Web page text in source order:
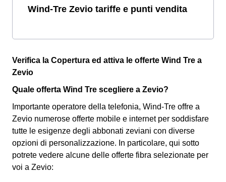
Wind-Tre Zevio tariffe e punti vendita
Verifica la Copertura ed attiva le offerte Wind Tre a
Zevio
Quale offerta Wind Tre scegliere a Zevio?
Importante operatore della telefonia, Wind-Tre offre a
Zevio numerose offerte mobile e internet per soddisfare
tutte le esigenze degli abbonati zeviani con diverse
opzioni di personalizzazione. In particolare, qui sotto
potrete vedere alcune delle offerte fibra selezionate per
voi a Zevio: